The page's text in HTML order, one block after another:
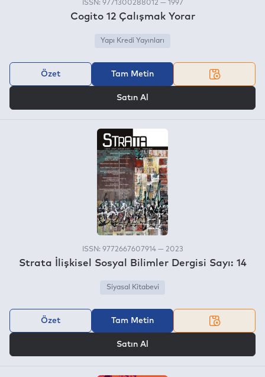
ISSN: 9771300288012 — 1997
Cogito 12 Çalışmak Yorar
Yapı Kredi Yayınları
Özet Tam Metin
Satın Al
ISSN: 9772667607914 — 2023
Strata İlişkisel Sosyal Bilimler Dergisi Sayı: 14
Siyasal Kitabevi
Özet Tam Metin
Satın Al